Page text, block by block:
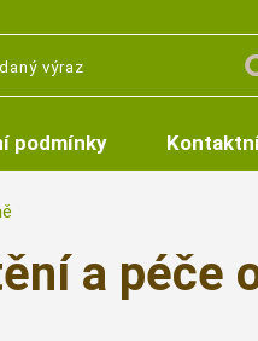
podmínky
a péče